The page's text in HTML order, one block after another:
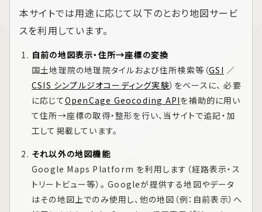
本サイトでは用途に応じて以下のとおり地図サービ
スを利用しています。
自前の地図表示・住所→座標の変換
国土地理院の地理院タイルおよび住所検索等（GSI ／
CSIS シンプルジオコーディング実験）をベースに、 必要
に応じてOpenCage Geocoding APIを補助的に用い
て住所→座標の取得・整形を行い、当サイトで追記・加
工して掲載しています。
それ以外の地図機能
Google Maps Platform を利用します（経路表示・ス
トリートビュー等）。 Googleが提供する地図やデータ
はその地図上でのみ使用し、他の地図（例：自前表示）へ